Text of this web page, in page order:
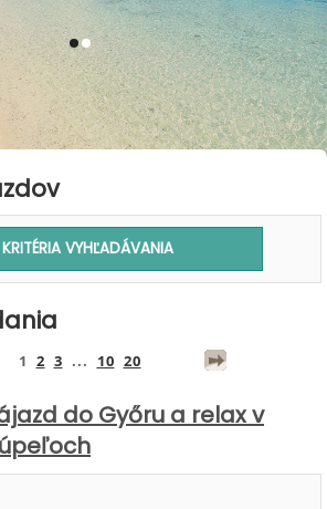
1 2
1 2 3 ... 10 20
do Győru a relax v